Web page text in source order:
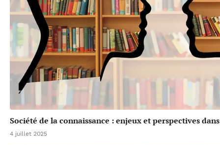
Société de la connaissance : enjeux et perspectives
4 juillet 2025